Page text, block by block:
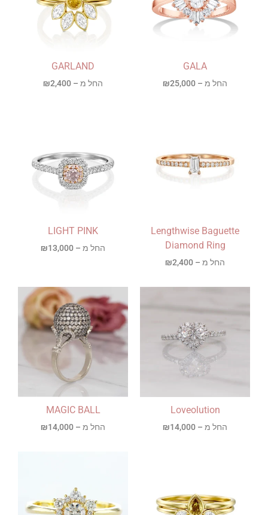
GALA
החל מ – ₪25,000
GARLAND
החל מ – ₪2,400
Lengthwise Baguette
Diamond Ring
החל מ – ₪2,400
LIGHT PINK
החל מ – ₪13,000
Loveolution
החל מ – ₪14,000
MAGIC BALL
החל מ – ₪14,000